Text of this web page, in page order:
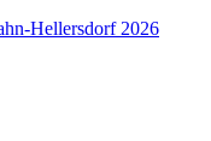
Hellersdorf 2026